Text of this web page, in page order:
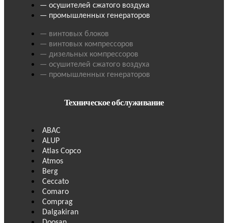
— осушителей сжатого воздуха
— промышленных генераторов
— винтовых блоков
— винтовых компрессоров
— дизельных компрессоров
— осушителей сжатого воздуха
— промышленных генераторов
Техническое обслуживание
ABAC
ALUP
Atlas Copco
Atmos
Berg
Ceccato
Comaro
Comprag
Dalgakiran